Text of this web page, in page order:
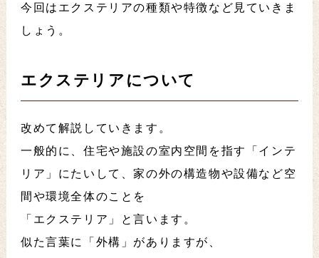
今回はエクステリアの種類や特徴など見ていきま
しょう。
エクステリアについて
改めて解説していきます。
一般的に、住宅や施設の室内空間を指す「インテ
リア」にたいして、家の外の構造物や設備など空
間や環境全体のことを
「エクステリア」と言います。
似た言葉に「外構」がありますが、